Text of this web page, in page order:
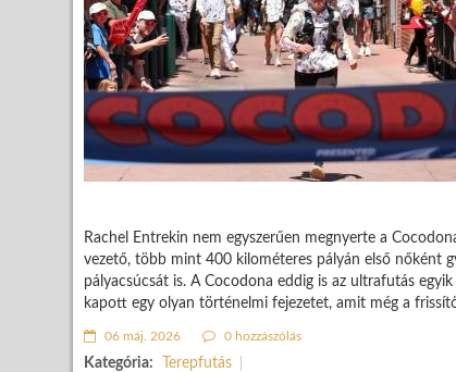
Rachel Entrekin nem egyszerűen megnyerte a
vezető, több mint 400 kilométeres pályán első nőként
pályacsúcsát is. A Cocodona eddig is az ultrafutás
kapott egy olyan történelmi fejezetet, amit még a
06 máj. 2026 0 hozzászólás
Kategória: Terepfutás